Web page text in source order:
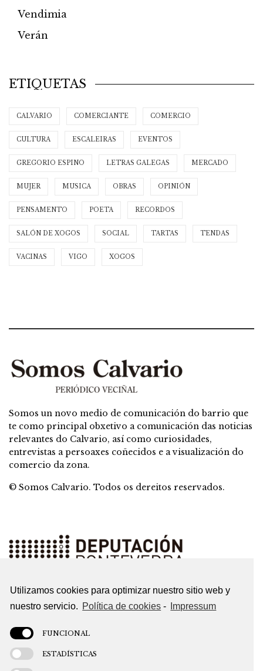
Utilizamos cookies para optimizar nuestro sitio web y
nuestro servicio. Política de cookies - Impressum
FUNCIONAL
ESTADÍSTICAS
Vendimia
Verán
ETIQUETAS
CALVARIO COMERCIANTE COMERCIO
CULTURA ESCALEIRAS EVENTOS
GREGORIO ESPINO LETRAS GALEGAS MERCADO
MUJER MUSICA OBRAS OPINIÓN
PENSAMENTO POETA RECORDOS
SALÓN DE XOGOS SOCIAL TARTAS TENDAS
VACINAS VIGO XOGOS
Somos un novo medio de comunicación do barrio que
te como principal obxetivo a comunicación das noticias
relevantes do Calvario, así como curiosidades,
entrevistas a persoaxes coñecidos e a visualización do
comercio da zona.
© Somos Calvario. Todos os dereitos reservados.